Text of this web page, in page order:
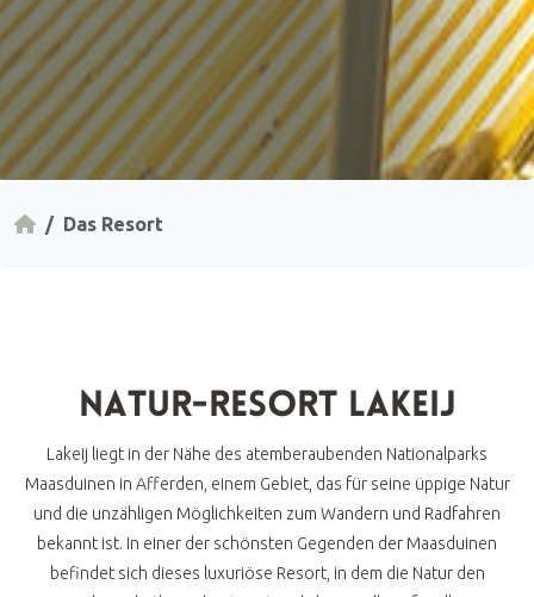
Das Resort
NATUR-RESORT LAKEIJ
Lakeij liegt in der Nähe des atemberaubenden Nationalparks
Maasduinen in Afferden, einem Gebiet, das für seine üppige Natur
und die unzähligen Möglichkeiten zum Wandern und Radfahren
bekannt ist. In einer der schönsten Gegenden der Maasduinen
befindet sich dieses luxuriöse Resort, in dem die Natur den